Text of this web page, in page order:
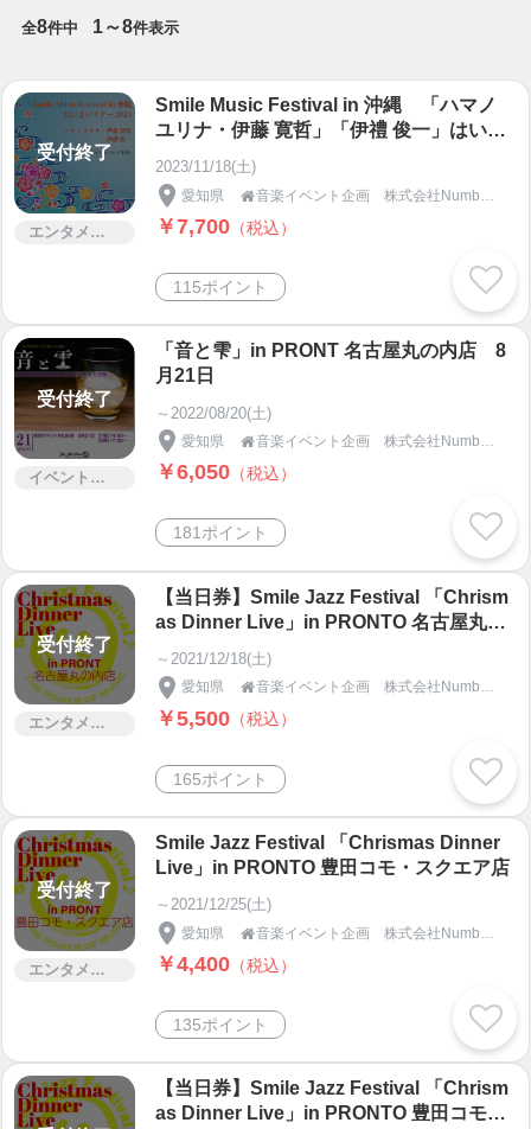
全8件中 1～8件表示
受付終了
エンタメ・コンサート
Smile Music Festival in 沖縄 「ハマノ
ユリナ・伊藤 寛哲」「伊禮 俊一」はいさ
いツアー2023
2023/11/18(土)
愛知県 
￥7,700 （税込）
115ポイント
受付終了
イベント・セミナー・交流会
「音と雫」in PRONT 名古屋丸の内店 8
月21日
～2022/08/20(土)
愛知県  音楽イベント企画 株式会社Number5「新守BASE」
￥6,050 （税込）
181ポイント
受付終了
エンタメ・コンサート
【当日券】Smile Jazz Festival 「Chrism
as Dinner Live」in PRONTO 名古屋丸の
～2021/12/18(土)
愛知県  音楽イベント企画 株式会社Number5「新守BASE」
￥5,500 （税込）
165ポイント
受付終了
エンタメ・コンサート
Smile Jazz Festival 「Chrismas Dinner
Live」in PRONTO 豊田コモ・スクエア店
～2021/12/25(土)
愛知県 
￥4,400 （税込）
135ポイント
【当日券】Smile Jazz Festival 「Chrism
as Dinner Live」in PRONTO 豊田コモ・